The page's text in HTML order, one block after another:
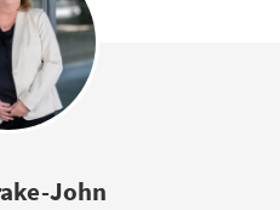
John